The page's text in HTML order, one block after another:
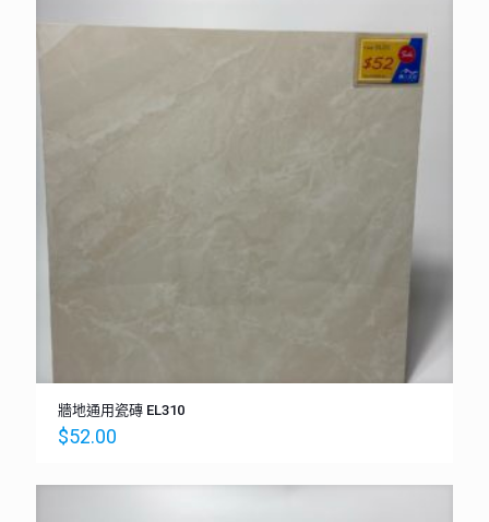
牆地通用瓷磚 EL310
$52.00